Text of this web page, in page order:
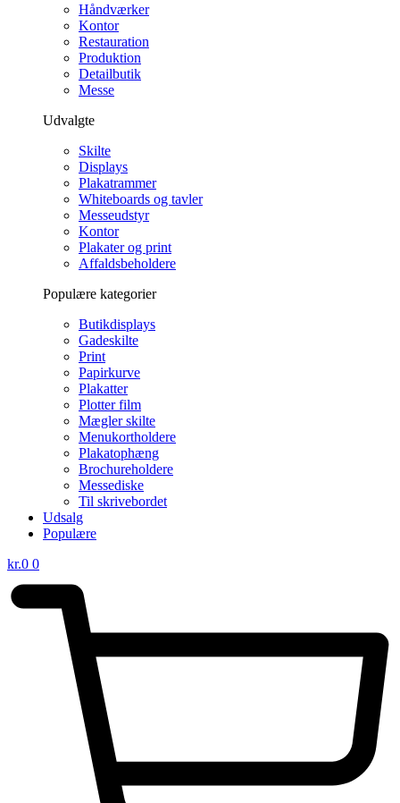
Håndværker
Kontor
Restauration
Produktion
Detailbutik
Messe
Udvalgte
Skilte
Displays
Plakatrammer
Whiteboards og tavler
Messeudstyr
Kontor
Plakater og print
Affaldsbeholdere
Populære kategorier
Butikdisplays
Gadeskilte
Print
Papirkurve
Plakatter
Plotter film
Mægler skilte
Menukortholdere
Plakatophæng
Brochureholdere
Messediske
Til skrivebordet
Udsalg
Populære
kr.0 0